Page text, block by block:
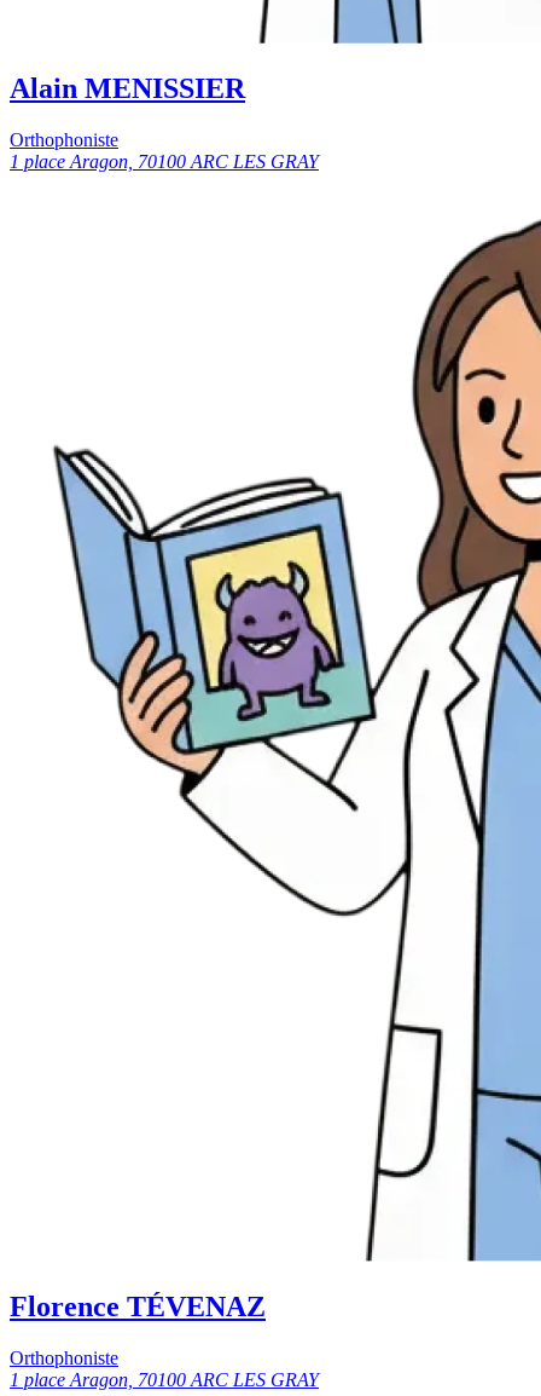
Alain MENISSIER
Orthophoniste
1 place Aragon, 70100 ARC LES GRAY
Florence TÉVENAZ
Orthophoniste
1 place Aragon, 70100 ARC LES GRAY